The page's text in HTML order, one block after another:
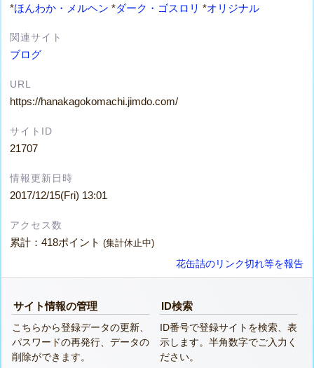
*ほんわか・メルヘン *ダーク・ゴスロリ *オリジナル
関連サイト
ブログ
URL
https://hanakagokomachi.jimdo.com/
サイトID
21707
情報更新日時
2017/12/15(Fri) 13:01
アクセス数
累計：418ポイント(集計休止中)
花缶詰のリンク切れ等を報告
サイト情報の管理
こちらから登録データの更新、
パスワードの再発行、データの
削除ができます。
ID検索
ID番号で登録サイトを検索、表
示します。半角数字でご入力く
ださい。